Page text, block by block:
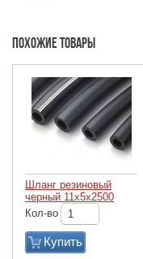
Похожие товары
Шланг резиновый
черный 11х5х2500
Кол-во
Купить